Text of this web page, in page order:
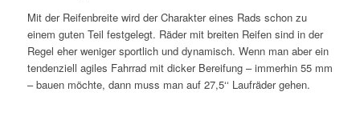
Mit der Reifenbreite wird der Charakter eines Rads schon zu
einem guten Teil festgelegt. Räder mit breiten Reifen sind in der
Regel eher weniger sportlich und dynamisch. Wenn man aber ein
tendenziell agiles Fahrrad mit dicker Bereifung – immerhin 55 mm
– bauen möchte, dann muss man auf 27,5‘‘ Laufräder gehen.